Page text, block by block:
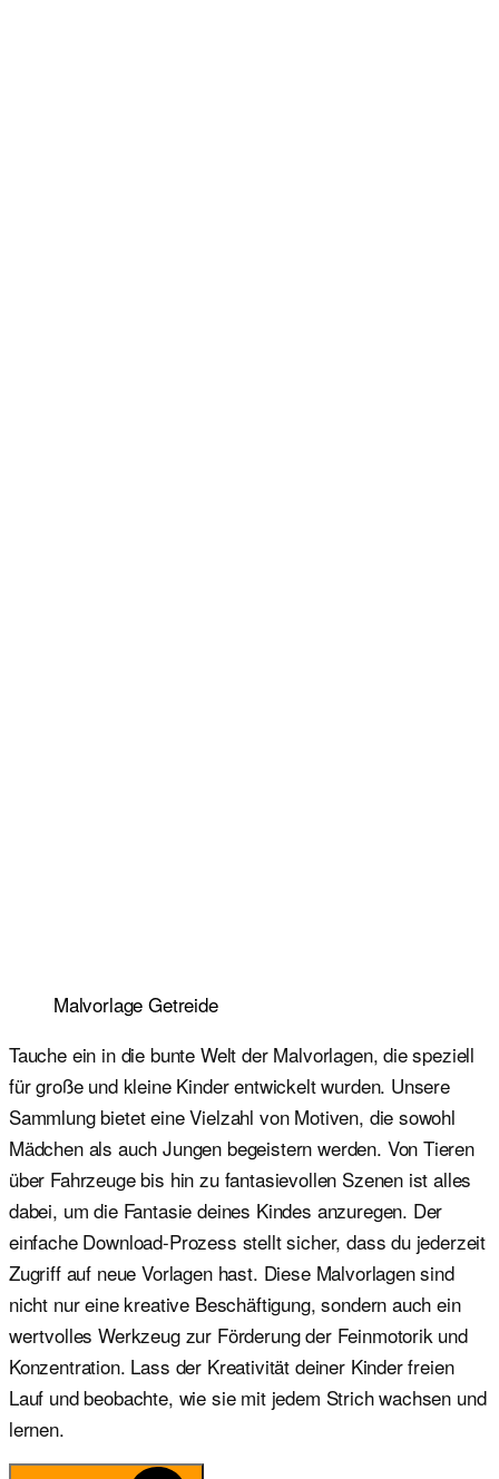
Malvorlage Getreide
Tauche ein in die bunte Welt der Malvorlagen, die speziell
für große und kleine Kinder entwickelt wurden. Unsere
Sammlung bietet eine Vielzahl von Motiven, die sowohl
Mädchen als auch Jungen begeistern werden. Von Tieren
über Fahrzeuge bis hin zu fantasievollen Szenen ist alles
dabei, um die Fantasie deines Kindes anzuregen. Der
einfache Download-Prozess stellt sicher, dass du jederzeit
Zugriff auf neue Vorlagen hast. Diese Malvorlagen sind
nicht nur eine kreative Beschäftigung, sondern auch ein
wertvolles Werkzeug zur Förderung der Feinmotorik und
Konzentration. Lass der Kreativität deiner Kinder freien
Lauf und beobachte, wie sie mit jedem Strich wachsen und
lernen.